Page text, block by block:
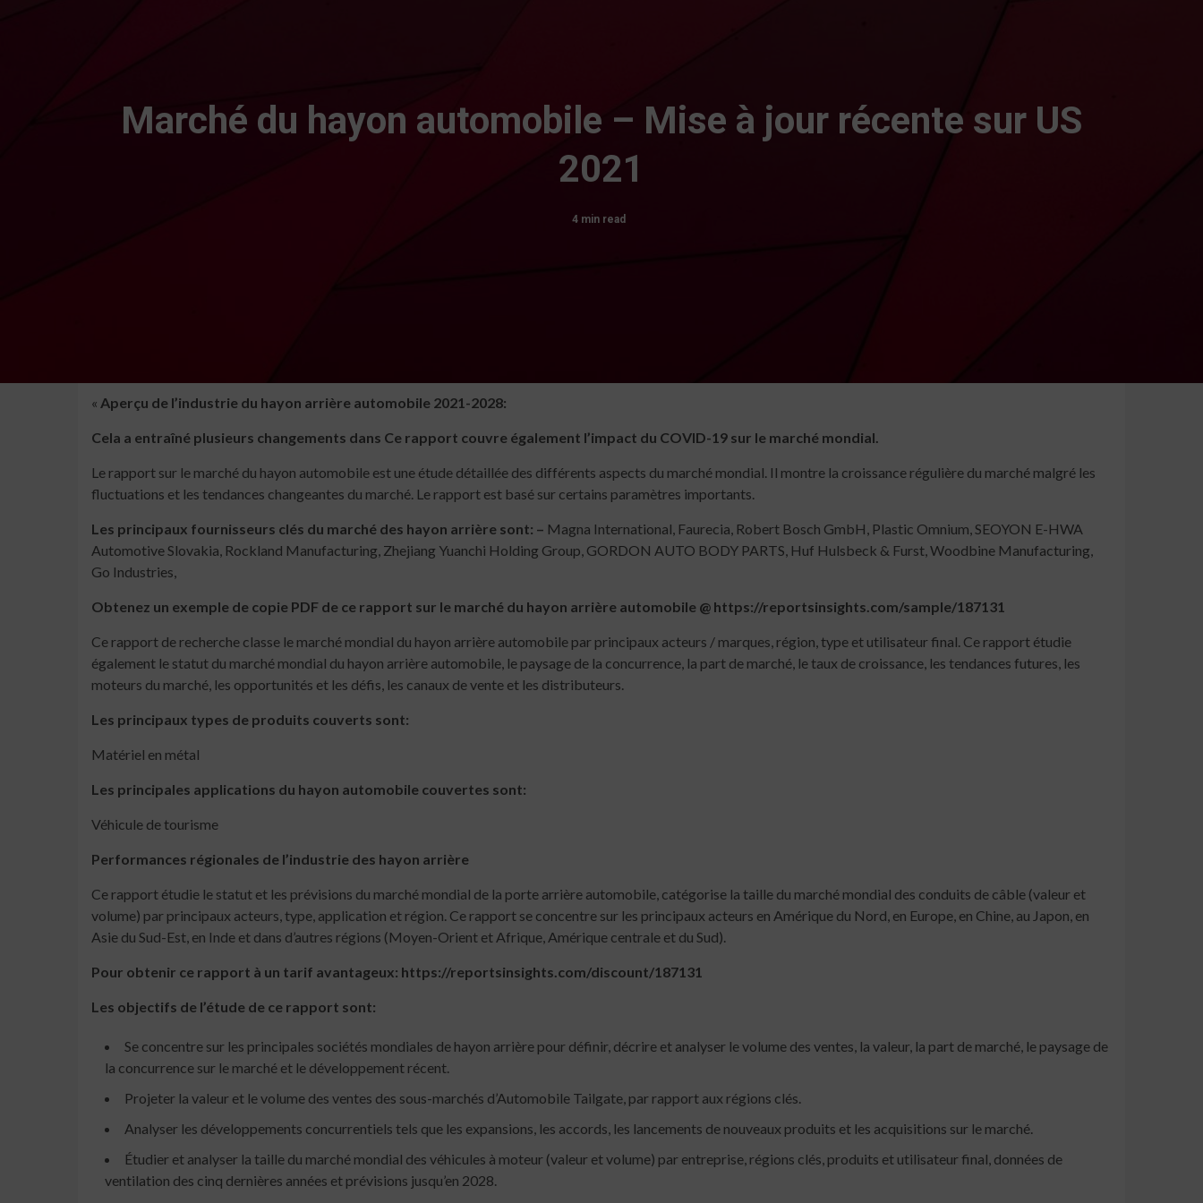
Marché du hayon automobile – Mise à jour récente sur US
2021
4 min read
« Aperçu de l’industrie du hayon arrière automobile 2021-2028:
Cela a entraîné plusieurs changements dans Ce rapport couvre également l’impact du COVID-19 sur le marché mondial.
Le rapport sur le marché du hayon automobile est une étude détaillée des différents aspects du marché mondial. Il montre la croissance régulière du marché malgré les
fluctuations et les tendances changeantes du marché. Le rapport est basé sur certains paramètres importants.
Les principaux fournisseurs clés du marché des hayon arrière sont: – Magna International, Faurecia, Robert Bosch GmbH, Plastic Omnium, SEOYON E-HWA
Automotive Slovakia, Rockland Manufacturing, Zhejiang Yuanchi Holding Group, GORDON AUTO BODY PARTS, Huf Hulsbeck & Furst, Woodbine Manufacturing,
Go Industries,
Obtenez un exemple de copie PDF de ce rapport sur le marché du hayon arrière automobile @ https://reportsinsights.com/sample/187131
Ce rapport de recherche classe le marché mondial du hayon arrière automobile par principaux acteurs / marques, région, type et utilisateur final. Ce rapport étudie
également le statut du marché mondial du hayon arrière automobile, le paysage de la concurrence, la part de marché, le taux de croissance, les tendances futures, les
moteurs du marché, les opportunités et les défis, les canaux de vente et les distributeurs.
Les principaux types de produits couverts sont:
Matériel en métal
Les principales applications du hayon automobile couvertes sont:
Véhicule de tourisme
Performances régionales de l’industrie des hayon arrière
Ce rapport étudie le statut et les prévisions du marché mondial de la porte arrière automobile, catégorise la taille du marché mondial des conduits de câble (valeur et
volume) par principaux acteurs, type, application et région. Ce rapport se concentre sur les principaux acteurs en Amérique du Nord, en Europe, en Chine, au Japon, en
Asie du Sud-Est, en Inde et dans d’autres régions (Moyen-Orient et Afrique, Amérique centrale et du Sud).
Pour obtenir ce rapport à un tarif avantageux: https://reportsinsights.com/discount/187131
Les objectifs de l’étude de ce rapport sont:
Se concentre sur les principales sociétés mondiales de hayon arrière pour définir, décrire et analyser le volume des ventes, la valeur, la part de marché, le paysage de
la concurrence sur le marché et le développement récent.
Projeter la valeur et le volume des ventes des sous-marchés d’Automobile Tailgate, par rapport aux régions clés.
Analyser les développements concurrentiels tels que les expansions, les accords, les lancements de nouveaux produits et les acquisitions sur le marché.
Étudier et analyser la taille du marché mondial des véhicules à moteur (valeur et volume) par entreprise, régions clés, produits et utilisateur final, données de
ventilation des cinq dernières années et prévisions jusqu’en 2028.